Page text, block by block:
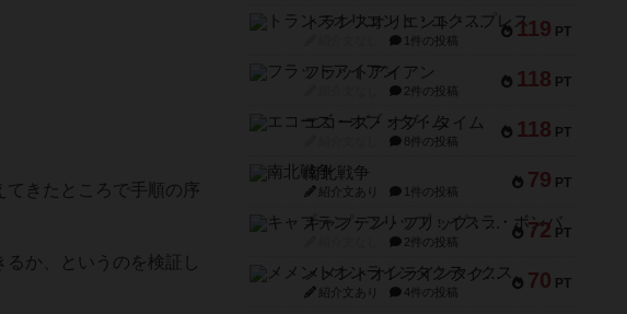
てきたところで手順の序
か、というのを検証し
119 PT
トランスオリエント・エクスプレス
1件の投稿
118 PT
フラットアイアン
2件の投稿
118 PT
エコーズ・オブ・タイム
8件の投稿
79 PT
南北戦争
紹介文あり 1件の投稿
72 PT
キャプテン・フリップ：イスラ・ボンバ
2件の投稿
70 PT
メメントオンラインタクティクス
紹介文あり 4件の投稿